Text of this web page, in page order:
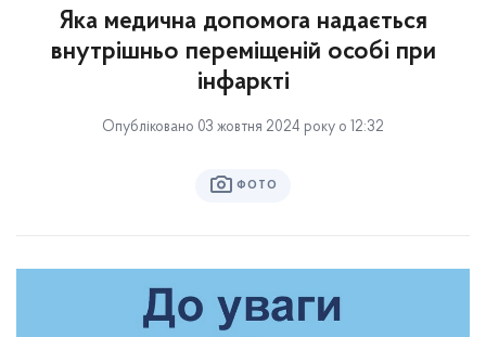
Яка медична допомога надається
внутрішньо переміщеній особі при
інфаркті
Опубліковано 03 жовтня 2024 року о 12:32
ФОТО